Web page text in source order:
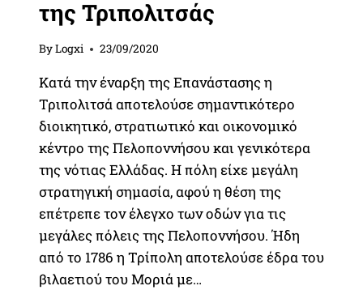
της Τριπολιτσάς
ByLogxi 23/09/2020
Κατά την έναρξη της Επανάστασης η
Τριπολιτσά αποτελούσε σημαντικότερο
διοικητικό, στρατιωτικό και οικονομικό
κέντρο της Πελοποννήσου και γενικότερα
της νότιας Ελλάδας. Η πόλη είχε μεγάλη
στρατηγική σημασία, αφού η θέση της
επέτρεπε τον έλεγχο των οδών για τις
μεγάλες πόλεις της Πελοποννήσου. Ήδη
από το 1786 η Τρίπολη αποτελούσε έδρα του
βιλαετιού του Μοριά με…